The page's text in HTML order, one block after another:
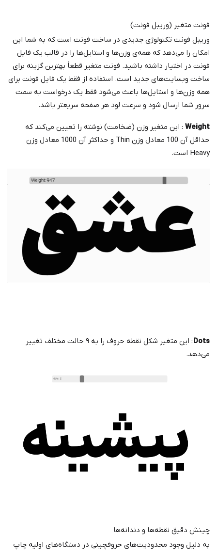
فونت متغیر (وریبل فونت)
وریبل فونت تکنولوژی جدیدی در ساخت فونت است که به شما این
امکان را می‌دهد که همه‌ی وزن‌ها و استایل‌ها را در قالب یک فایل
فونت در اختیار داشته باشید. فونت متغیر قطعاً بهترین گزینه برای
ساخت وبسایت‌های جدید است. استفاده از فقط یک فایل فونت برای
همه وزن‌ها و استایل‌ها باعث می‌شود فقط یک درخواست به سمت
سرور شما ارسال شود و سرعت لود هر صفحه سریعتر باشد.
Weight : این متغیر وزن (ضخامت) نوشته را تعیین می‌کند که
حداقل آن 100 معادل وزن Thin و حداکثر آن 1000 معادل وزن
Heavy است.
Dots
: این متغیر شکل نقطه حروف را به ۹ حالت مختلف تغییر
می‌دهد.
چینش دقیق نقطه‌ها و دندانه‌ها
به دلیل وجود محدودیت‌های حروفچینی در دستگاه‌های اولیه چاپ